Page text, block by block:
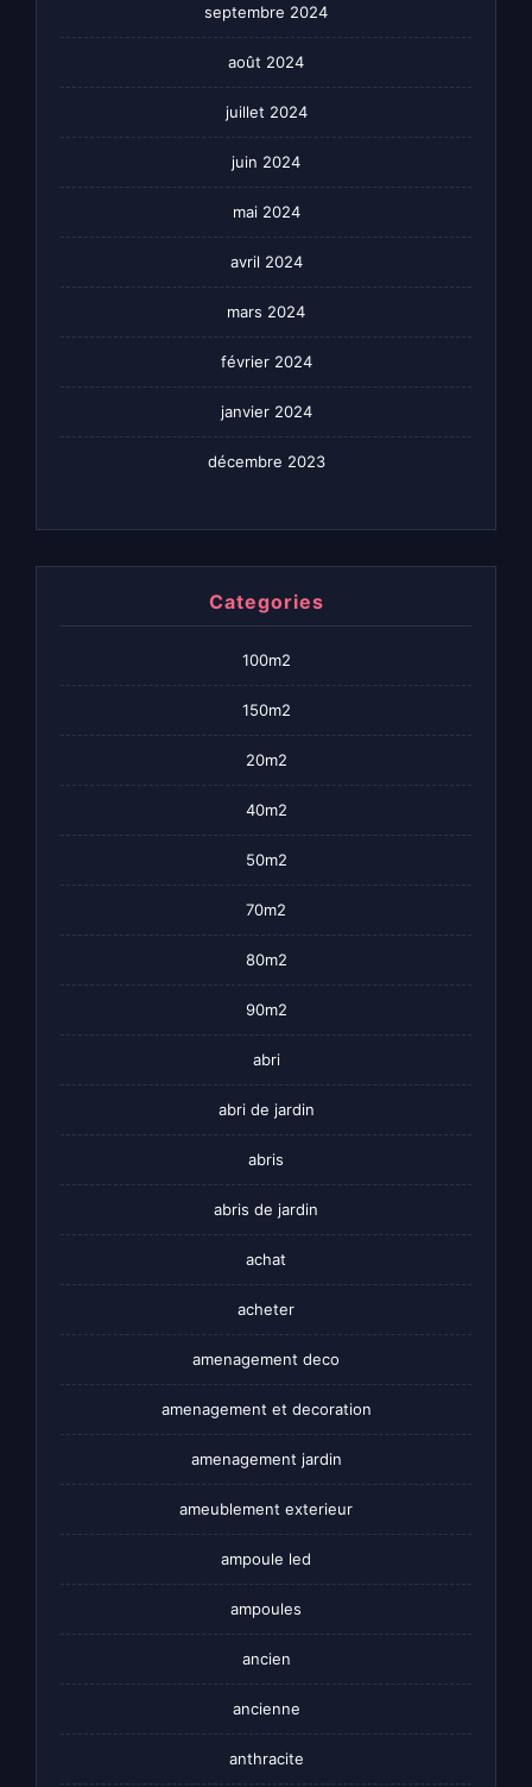
septembre 2024
août 2024
juillet 2024
juin 2024
mai 2024
avril 2024
mars 2024
février 2024
janvier 2024
décembre 2023
Categories
100m2
150m2
20m2
40m2
50m2
70m2
80m2
90m2
abri
abri de jardin
abris
abris de jardin
achat
acheter
amenagement deco
amenagement et decoration
amenagement jardin
ameublement exterieur
ampoule led
ampoules
ancien
ancienne
anthracite